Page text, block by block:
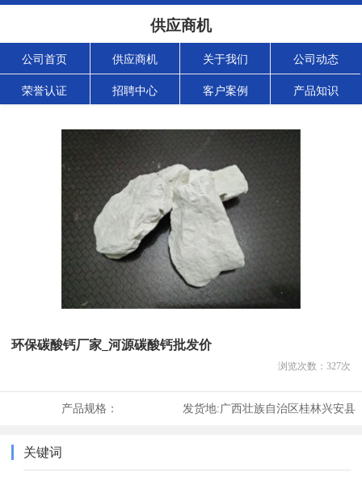
供应商机
公司首页 供应商机 关于我们 公司动态
荣誉认证 招聘中心 客户案例 产品知识
环保碳酸钙厂家_河源碳酸钙批发价
浏览次数： 327次
产品规格： 发货地:广西壮族自治区桂林兴安县
关键词